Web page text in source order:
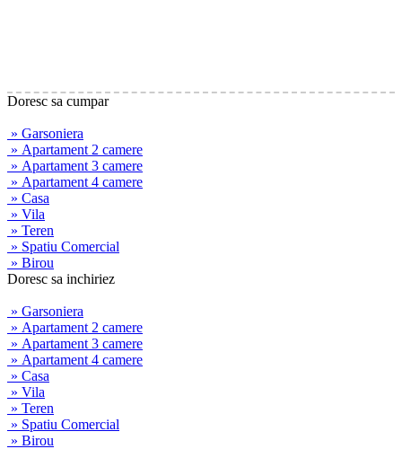
Doresc sa cumpar
» Garsoniera
» Apartament 2 camere
» Apartament 3 camere
» Apartament 4 camere
» Casa
» Vila
» Teren
» Spatiu Comercial
» Birou
Doresc sa inchiriez
» Garsoniera
» Apartament 2 camere
» Apartament 3 camere
» Apartament 4 camere
» Casa
» Vila
» Teren
» Spatiu Comercial
» Birou